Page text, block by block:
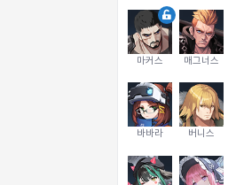
마커스 매그너스
바바라 버니스